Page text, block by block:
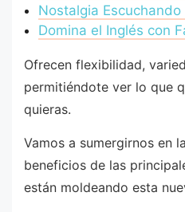
Nostalgia
Domina el Inglés con
Ofrecen flexibilidad,
permitiéndote ver lo que
quieras.
Vamos a sumergirnos en
beneficios de las
están moldeando esta